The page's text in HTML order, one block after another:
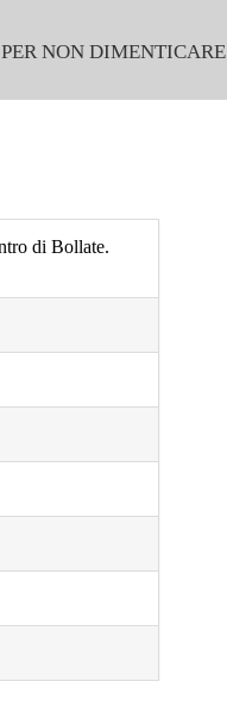
PER NON DIMENTICARE
di Bollate.